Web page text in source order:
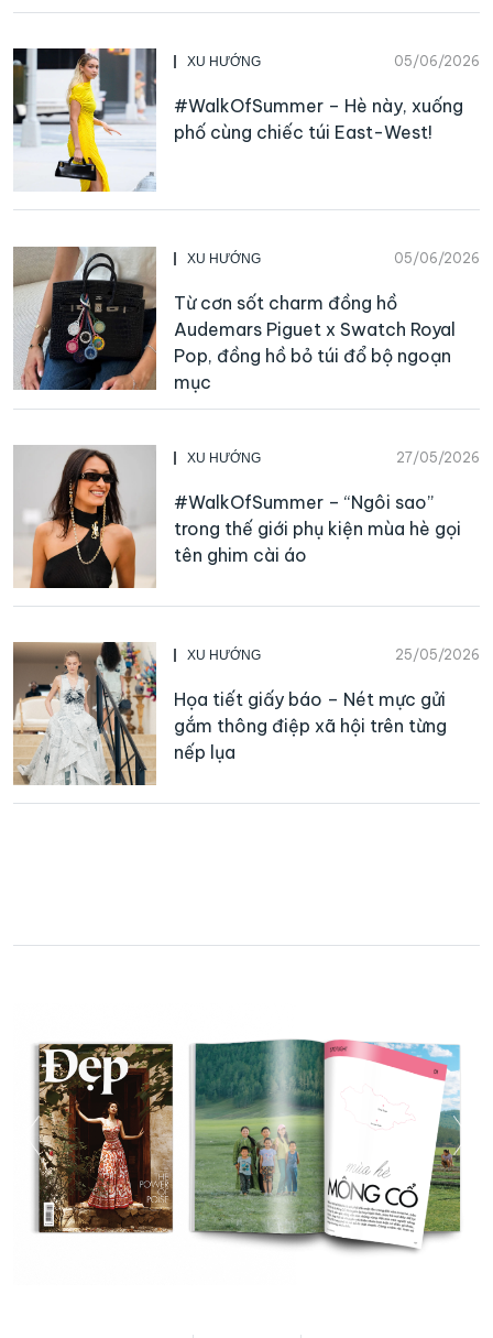
XU HƯỚNG 05/06/2026
#WalkOfSummer – Hè này, xuống
phố cùng chiếc túi East-West!
XU HƯỚNG 05/06/2026
Từ cơn sốt charm đồng hồ
Audemars Piguet x Swatch Royal
Pop, đồng hồ bỏ túi đổ bộ ngoạn
mục
XU HƯỚNG 27/05/2026
#WalkOfSummer – “Ngôi sao”
trong thế giới phụ kiện mùa hè gọi
tên ghim cài áo
XU HƯỚNG 25/05/2026
Họa tiết giấy báo – Nét mực gửi
gắm thông điệp xã hội trên từng
nếp lụa